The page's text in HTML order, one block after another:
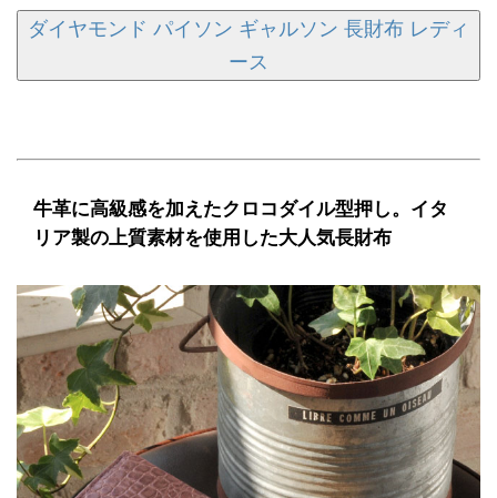
ダイヤモンド パイソン ギャルソン 長財布 レディ
ース
牛革に高級感を加えたクロコダイル型押し。イタ
リア製の上質素材を使用した大人気長財布